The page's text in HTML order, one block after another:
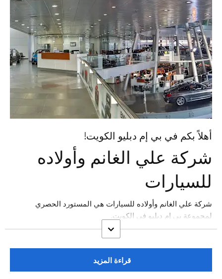
أهلاً بكم في بي إم دبليو الكويت!
شركة علي الغانم وأولاده
للسيارات
شركة علي الغانم وأولاده للسيارات هي المستورد الحصري
لمجموعة بي إم دبليو في الكويت.
قراءة المزيد